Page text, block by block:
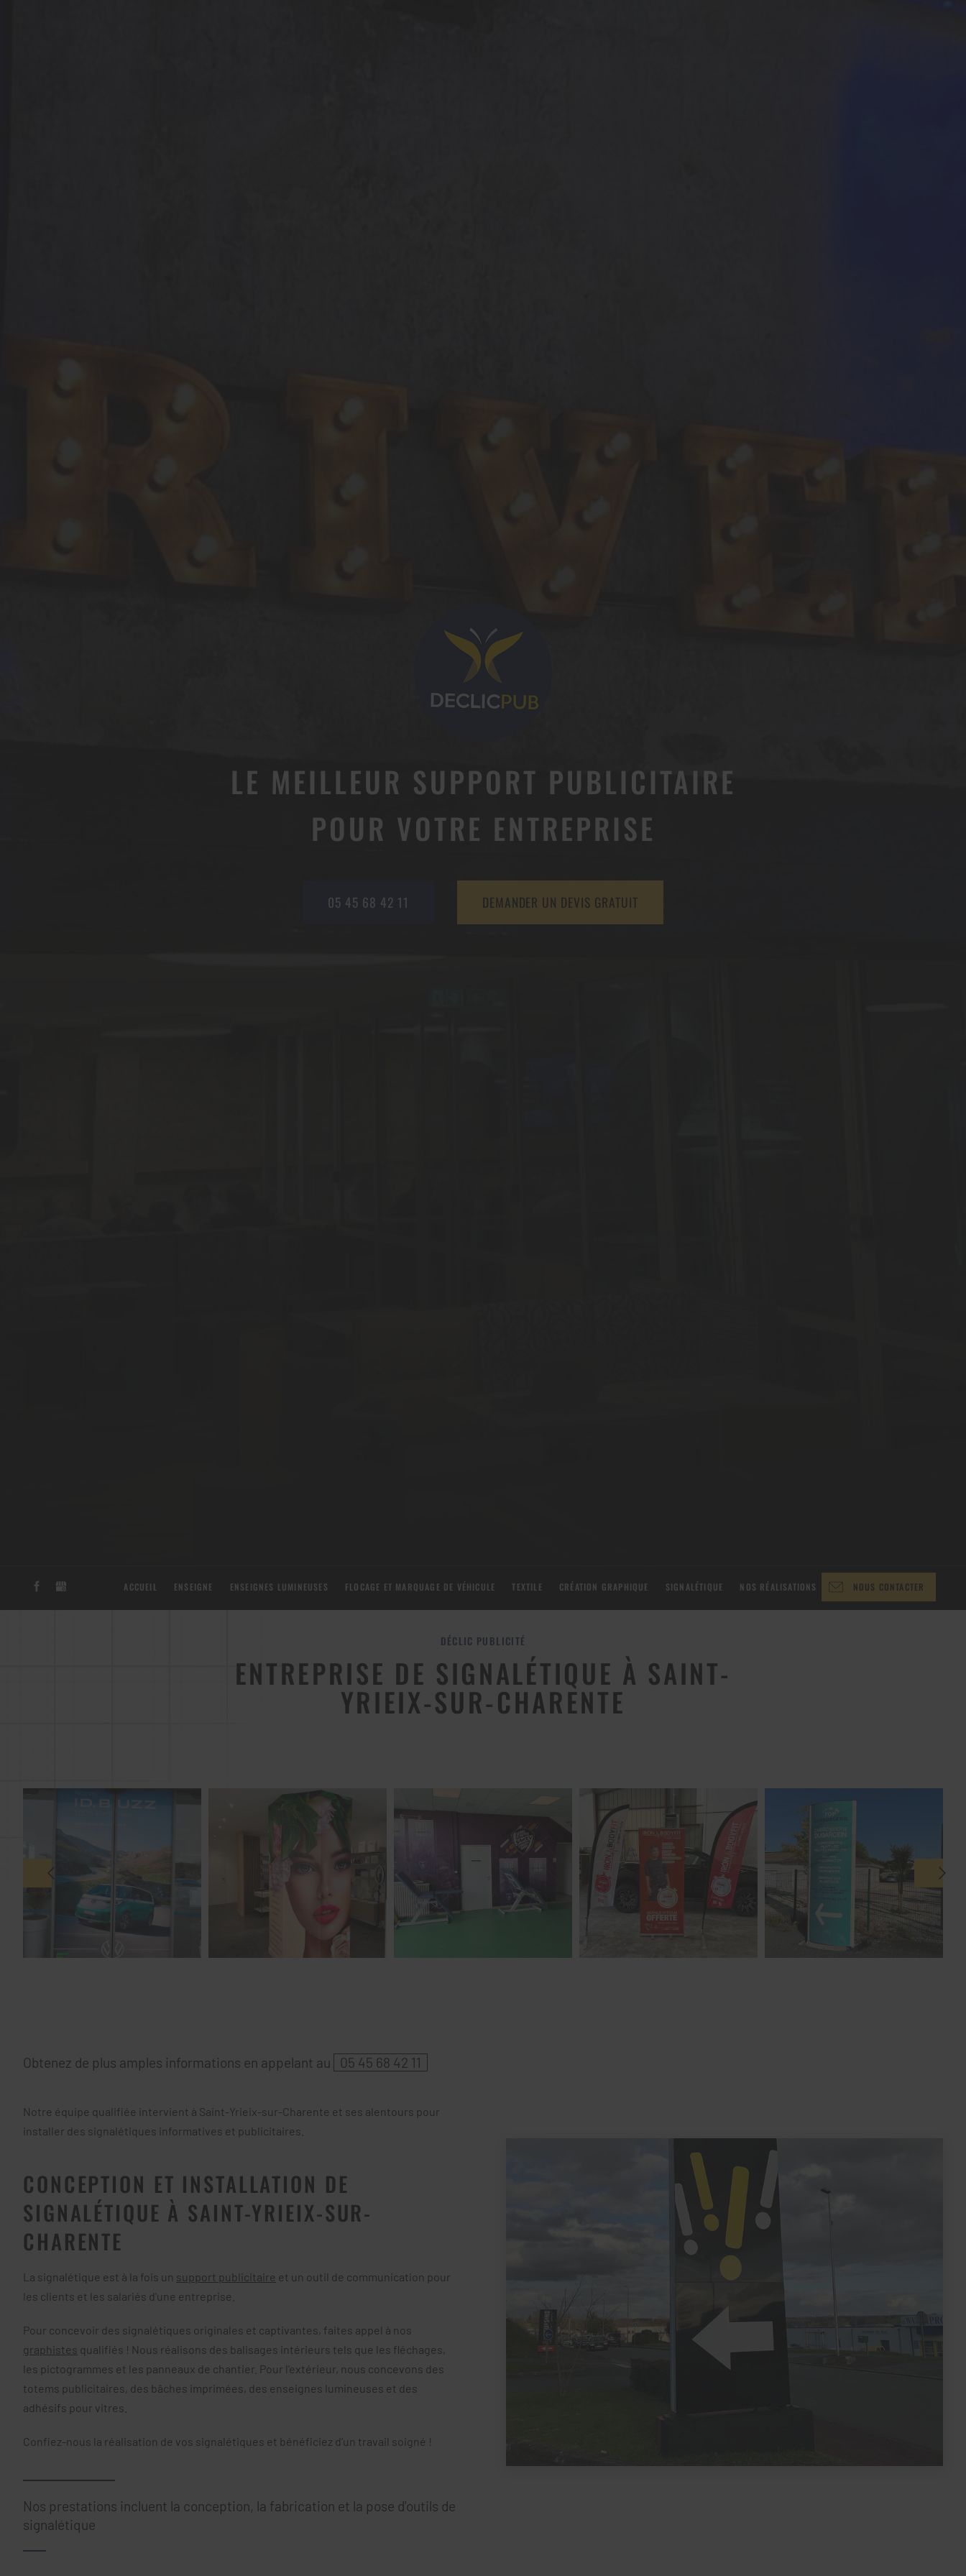
LE MEILLEUR SUPPORT PUBLICITAIRE
POUR VOTRE ENTREPRISE
05 45 68 42 11 DEMANDER UN DEVIS GRATUIT
ACCUEIL ENSEIGNE ENSEIGNES LUMINEUSES FLOCAGE ET MARQUAGE DE VÉHICULE TEXTILE CRÉATION GRAPHIQUE SIGNALÉTIQUE NOS RÉALISATIONS NOUS CONTACTER
ENTREPRISE DE SIGNALÉTIQUE À SAINT-
YRIEIX-SUR-CHARENTE
Obtenez de plus amples informations en appelant au 05 45 68 42 11
Notre équipe qualifiée intervient à Saint-Yrieix-sur-Charente et ses alentours pour
installer des signalétiques informatives et publicitaires.
CONCEPTION ET INSTALLATION DE
SIGNALÉTIQUE À SAINT-YRIEIX-SUR-
CHARENTE
La signalétique est à la fois un support publicitaire et un outil de communication pour
les clients et les salariés d'une entreprise.
Pour concevoir des signalétiques originales et captivantes, faites appel à nos
graphistes qualifiés ! Nous réalisons des balisages intérieurs tels que les fléchages,
les pictogrammes et les panneaux de chantier. Pour l'extérieur, nous concevons des
totems publicitaires, des bâches imprimées, des enseignes lumineuses et des
adhésifs pour vitres.
Confiez-nous la réalisation de vos signalétiques et bénéficiez d’un travail soigné !
Nos prestations incluent la conception, la fabrication et la pose d'outils de
signalétique